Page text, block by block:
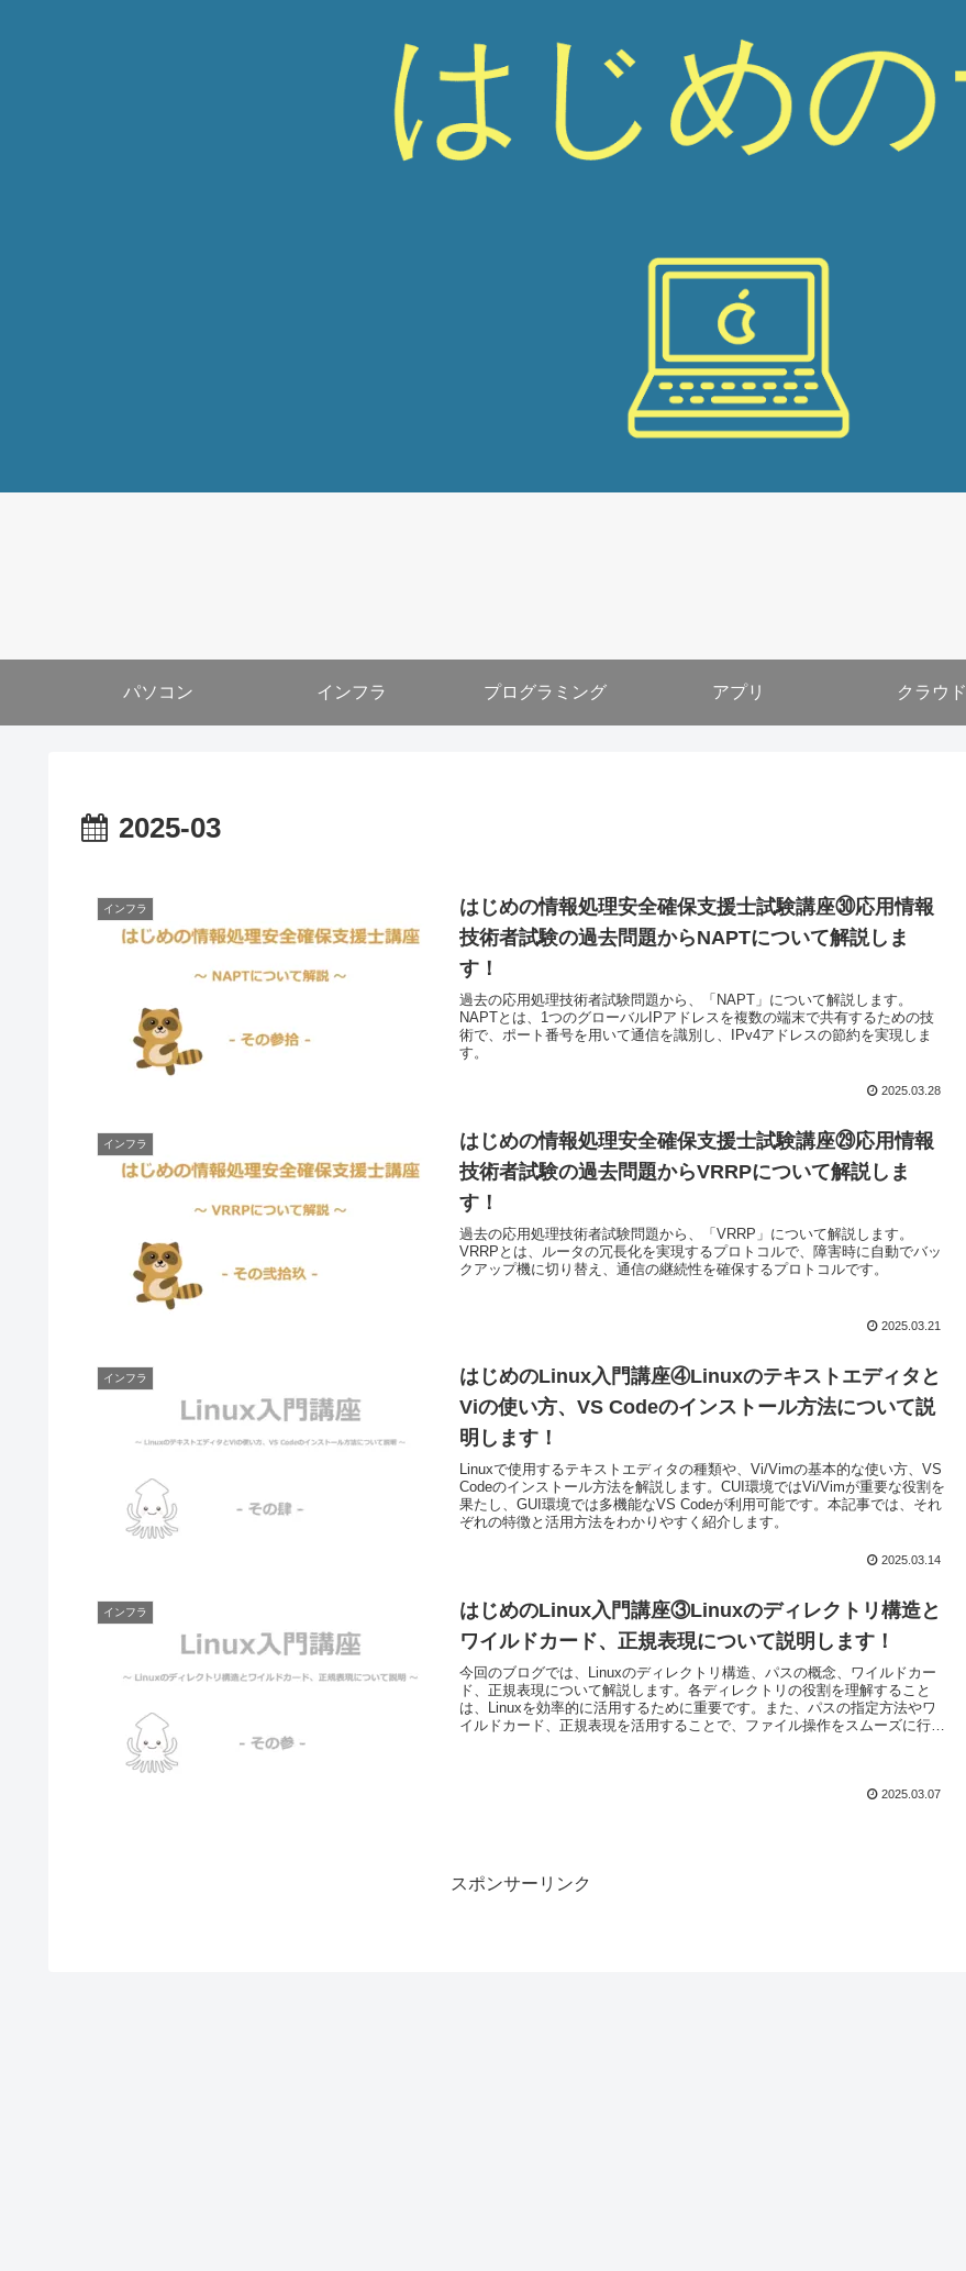
パソコン インフラ プログラミング アプリ クラウド
2025-03
インフラ
はじめの情報処理安全確保支援士試験講座㉚応用情報
技術者試験の過去問題からNAPTについて解説しま
す！
過去の応用処理技術者試験問題から、「NAPT」について解説します。
NAPTとは、1つのグローバルIPアドレスを複数の端末で共有するための技
術で、ポート番号を用いて通信を識別し、IPv4アドレスの節約を実現しま
す。
2025.03.28
インフラ
はじめの情報処理安全確保支援士試験講座㉙応用情報
技術者試験の過去問題からVRRPについて解説しま
す！
過去の応用処理技術者試験問題から、「VRRP」について解説します。
VRRPとは、ルータの冗長化を実現するプロトコルで、障害時に自動でバッ
クアップ機に切り替え、通信の継続性を確保するプロトコルです。
2025.03.21
インフラ
はじめのLinux入門講座④Linuxのテキストエディタと
Viの使い方、VS Codeのインストール方法について説
明します！
Linuxで使用するテキストエディタの種類や、Vi/Vimの基本的な使い方、VS
Codeのインストール方法を解説します。CUI環境ではVi/Vimが重要な役割を
果たし、GUI環境では多機能なVS Codeが利用可能です。本記事では、それ
ぞれの特徴と活用方法をわかりやすく紹介します。
2025.03.14
インフラ
はじめのLinux入門講座③Linuxのディレクトリ構造と
ワイルドカード、正規表現について説明します！
今回のブログでは、Linuxのディレクトリ構造、パスの概念、ワイルドカー
ド、正規表現について解説します。各ディレクトリの役割を理解すること
は、Linuxを効率的に活用するために重要です。また、パスの指定方法やワ
イルドカード、正規表現を活用することで、ファイル操作をスムーズに行
2025.03.07
スポンサーリンク